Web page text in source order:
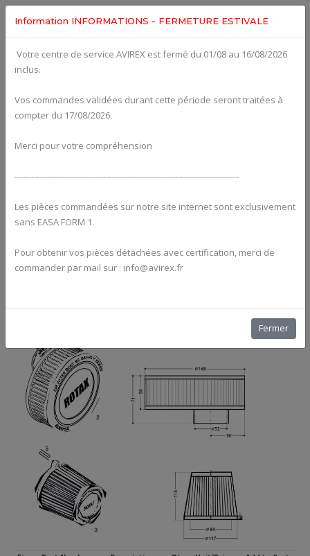
fig. 73-10-00-1
Click here to see Your Cart
Information INFORMATIONS - FERMETURE ESTIVALE
Votre centre de service AVIREX est fermé du 01/08 au 16/08/2026
inclus.
Vos commandes validées durant cette période seront traitées à
compter du 17/08/2026.
Merci pour votre compréhension
---------------------------------------------------------------------------------
Les pièces commandées sur notre site internet sont exclusivement
sans EASA FORM 1.
Pour obtenir vos pièces détachées avec certification, merci de
commander par mail sur : info@avirex.fr
Fermer